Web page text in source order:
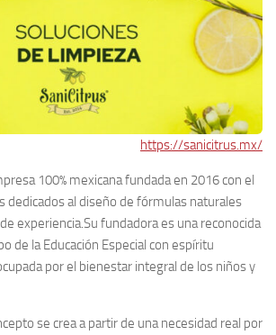
https://sanicitrus.mx/
100% mexicana fundada en 2016 con el
dedicados al diseño de fórmulas naturales
experiencia.Su fundadora es una reconocida
de la Educación Especial con espíritu
por el bienestar integral de los niños y
se crea a partir de una necesidad real por